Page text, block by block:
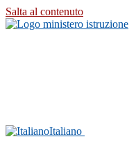
Salta al contenuto
Italiano